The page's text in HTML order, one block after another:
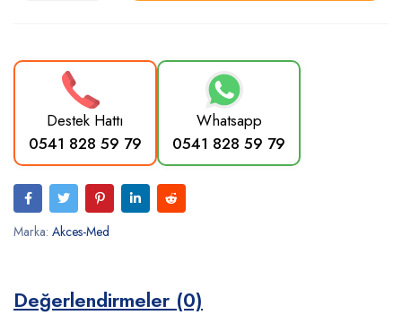
Destek Hattı
0541 828 59 79
Whatsapp
0541 828 59 79
Marka: Akces-Med
Değerlendirmeler (0)